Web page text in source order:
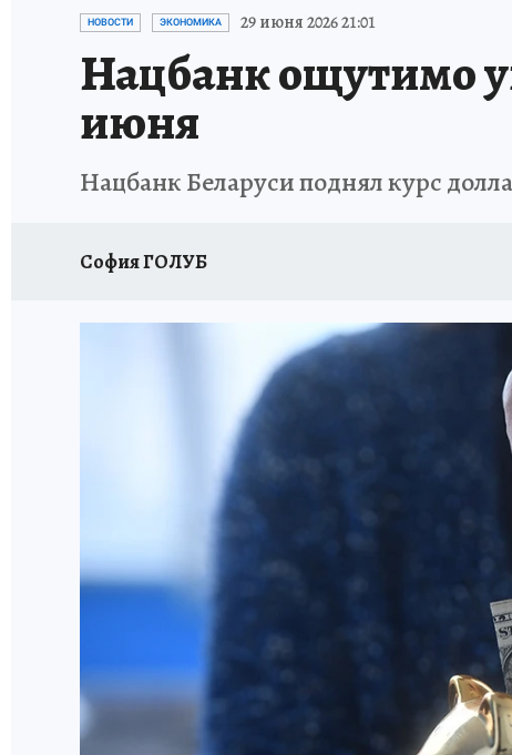
НОВОСТИ ЭКОНОМИКА 29 июня 2026 21:01
Нацбанк ощутимо
июня
Нацбанк Беларуси поднял курс
София ГОЛУБ